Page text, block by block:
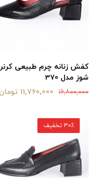
کفش زنانه چرم طبیعی کرنر
شوز مدل 370
16,800,000 11,760,000 تومان
30٪ تخفیف